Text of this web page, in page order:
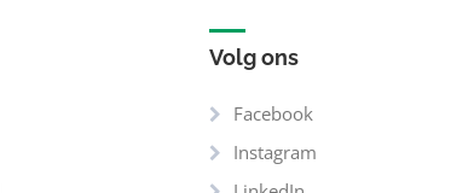
Volg ons
Facebook
Instagram